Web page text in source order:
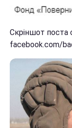
Скріншот поста
facebook.com/